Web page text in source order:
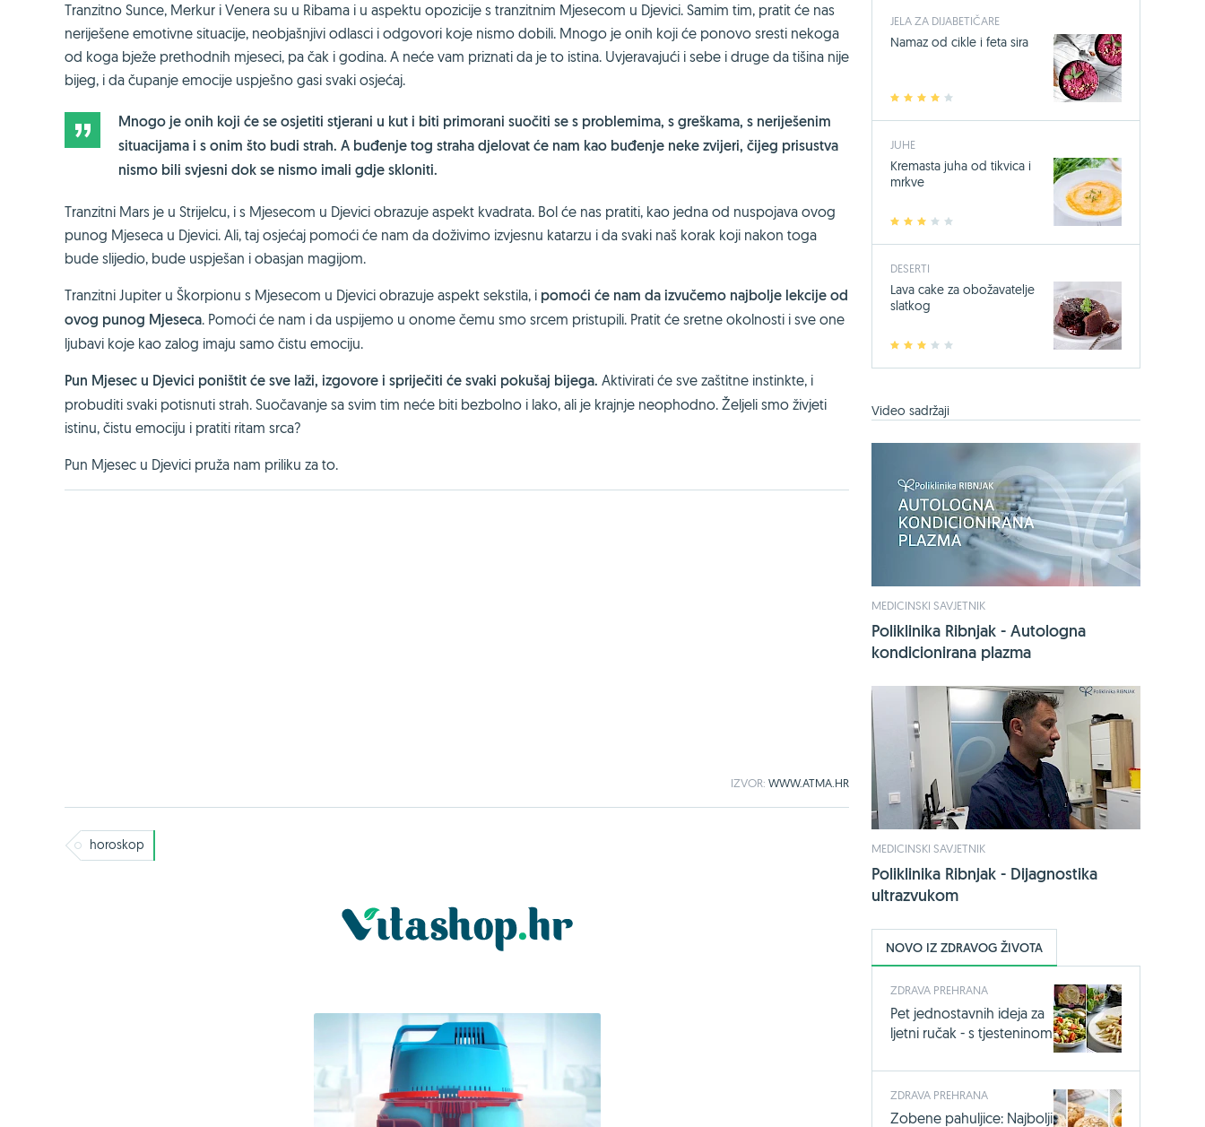
Tranzitno Sunce, Merkur i Venera su u Ribama i u aspektu opozicije s tranzitnim Mjesecom u Djevici. Samim tim, pratit će nas
neriješene emotivne situacije, neobjašnjivi odlasci i odgovori koje nismo dobili. Mnogo je onih koji će ponovo sresti nekoga
od koga bježe prethodnih mjeseci, pa čak i godina. A neće vam priznati da je to istina. Uvjeravajući i sebe i druge da tišina nije
bijeg, i da čupanje emocije uspješno gasi svaki osjećaj.
Mnogo je onih koji će se osjetiti stjerani u kut i biti primorani suočiti se s problemima, s greškama, s neriješenim
situacijama i s onim što budi strah. A buđenje tog straha djelovat će nam kao buđenje neke zvijeri, čijeg prisustva
nismo bili svjesni dok se nismo imali gdje skloniti.
Tranzitni Mars je u Strijelcu, i s Mjesecom u Djevici obrazuje aspekt kvadrata. Bol će nas pratiti, kao jedna od nuspojava ovog
punog Mjeseca u Djevici. Ali, taj osjećaj pomoći će nam da doživimo izvjesnu katarzu i da svaki naš korak koji nakon toga
bude slijedio, bude uspješan i obasjan magijom.
Tranzitni Jupiter u Škorpionu s Mjesecom u Djevici obrazuje aspekt sekstila, i pomoći će nam da izvučemo najbolje lekcije od
ovog punog Mjeseca. Pomoći će nam i da uspijemo u onome čemu smo srcem pristupili. Pratit će sretne okolnosti i sve one
ljubavi koje kao zalog imaju samo čistu emociju.
Pun Mjesec u Djevici poništit će sve laži, izgovore i spriječiti će svaki pokušaj bijega. Aktivirati će sve zaštitne instinkte, i
probuditi svaki potisnuti strah. Suočavanje sa svim tim neće biti bezbolno i lako, ali je krajnje neophodno. Željeli smo živjeti
istinu, čistu emociju i pratiti ritam srca?
Pun Mjesec u Djevici pruža nam priliku za to.
IZVOR: WWW.ATMA.HR
horoskop
JELA ZA DIJABETIČARE
2 3 4
Namaz od cikle i feta sira
JUHE
2 3 4
Kremasta juha od tikvica i
mrkve
DESERTI
2 3 4
Lava cake za obožavatelje
slatkog
Video sadržaji
MEDICINSKI SAVJETNIK
Poliklinika Ribnjak - Autologna
kondicionirana plazma
MEDICINSKI SAVJETNIK
Poliklinika Ribnjak - Dijagnostika
ultrazvukom
NOVO IZ ZDRAVOG ŽIVOTA
ZDRAVA PREHRANA
Pet jednostavnih ideja za
ljetni ručak - s tjesteninom
ZDRAVA PREHRANA
Zobene pahuljice: Najbolji